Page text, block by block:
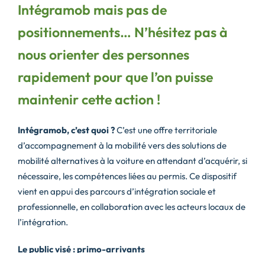
Intégramob mais pas de
positionnements… N’hésitez pas à
nous orienter des personnes
rapidement pour que l’on puisse
maintenir cette action !
Intégramob, c’est quoi ?C’est une offre territoriale
d’accompagnement à la mobilité vers des solutions de
mobilité alternatives à la voiture en attendant d’acquérir, si
nécessaire, les compétences liées au permis. Ce dispositif
vient en appui des parcours d’intégration sociale et
professionnelle, en collaboration avec les acteurs locaux de
l’intégration.
Le public visé : primo-arrivants